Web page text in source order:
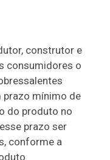
construtor e
consumidores o
prazo mínimo de
do produto no
prazo ser
conforme a